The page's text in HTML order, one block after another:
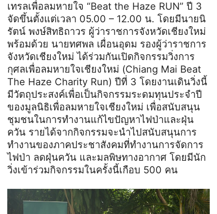
เทรลเพื่อลมหายใจ “Beat the Haze RUN” ปี 3
จัดขึ้นตั้งแต่เวลา 05.00 – 12.00 น. โดยมีนายนิ
รัตน์ พงษ์สิทธิถาวร ผู้ว่าราชการจังหวัดเชียงใหม่
พร้อมด้วย นายทศพล เผื่อนอุดม รองผู้ว่าราชการ
จังหวัดเชียงใหม่ ได้ร่วมกันเปิดกิจกรรมวิ่งการ
กุศลเพื่อลมหายใจเชียงใหม่ (Chiang Mai Beat
The Haze Charity Run) ปีที่ 3 โดยงานเดินวิ่งนี้
มีวัตถุประสงค์เพื่อเป็นกิจกรรมระดมทุนประจำปี
ของมูลนิธิเพื่อลมหายใจเชียงใหม่ เพื่อสนับสนุน
ชุมชนในการทำงานแก้ไขปัญหาไฟป่าและฝุ่น
ควัน รายได้จากกิจกรรมจะนำไปสนับสนุนการ
ทำงานของภาคประชาสังคมที่ทำงานการจัดการ
ไฟป่า ลดฝุ่นควัน และมลพิษทางอากาศ โดยมีนัก
วิ่งเข้าร่วมกิจกรรมในครั้งนี้เกือบ 500 คน